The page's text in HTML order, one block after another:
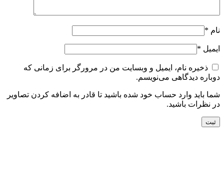
نام *
ایمیل *
ذخیره نام، ایمیل و وبسایت من در مرورگر برای زمانی که
دوباره دیدگاهی می‌نویسم.
شما باید وارد حساب خود شده باشید تا قادر به اضافه کردن تصاویر
در نظرات باشید.